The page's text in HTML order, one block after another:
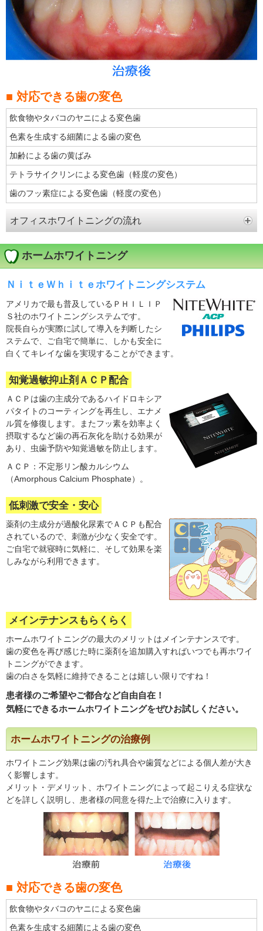
■ 対応できる歯の変色
飲食物やタバコのヤニによる変色歯
色素を生成する細菌による歯の変色
加齢による歯の黄ばみ
テトラサイクリンによる変色歯（軽度の変色）
歯のフッ素症による変色歯（軽度の変色）
オフィスホワイトニングの流れ
ホームホワイトニング
ＮｉｔｅＷｈｉｔｅホワイトニングシステム
アメリカで最も普及しているＰＨＩＬＩＰ
Ｓ社のホワイトニングシステムです。
院長自らが実際に試して導入を判断したシ
ステムで、ご自宅で簡単に、しかも安全に
白くてキレイな歯を実現することができます。
知覚過敏抑止剤ＡＣＰ配合
ＡＣＰは歯の主成分であるハイドロキシア
パタイトのコーティングを再生し、エナメ
ル質を修復します。またフッ素を効率よく
摂取するなど歯の再石灰化を助ける効果が
あり、虫歯予防や知覚過敏を防止します。
ＡＣＰ：不定形リン酸カルシウム
（Amorphous Calcium Phosphate）。
低刺激で安全・安心
薬剤の主成分が過酸化尿素でＡＣＰも配合
されているので、刺激が少なく安全です。
ご自宅で就寝時に気軽に、そして効果を楽
しみながら利用できます。
メインテナンスもらくらく
ホームホワイトニングの最大のメリットはメインテナンスです。
歯の変色を再び感じた時に薬剤を追加購入すればいつでも再ホワイ
トニングができます。
歯の白さを気軽に維持できることは嬉しい限りですね！
患者様のご希望やご都合など自由自在！
気軽にできるホームホワイトニングをぜひお試しください。
ホームホワイトニングの治療例
ホワイトニング効果は歯の汚れ具合や歯質などによる個人差が大き
く影響します。
メリット・デメリット、ホワイトニングによって起こりえる症状な
どを詳しく説明し、患者様の同意を得た上で治療に入ります。
■ 対応できる歯の変色
飲食物やタバコのヤニによる変色歯
色素を生成する細菌による歯の変色